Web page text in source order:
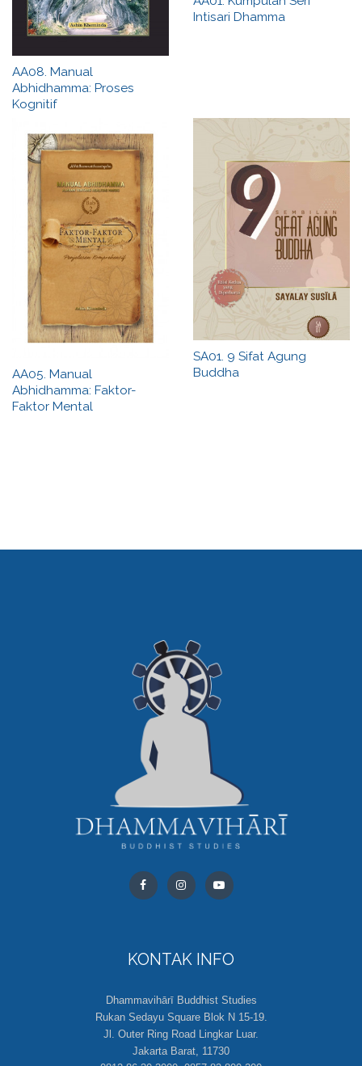
AA08. Manual
Abhidhamma: Proses
Kognitif
Intisari Dhamma
AA05. Manual
Abhidhamma: Faktor-
Faktor Mental
SA01. 9 Sifat Agung
Buddha
KONTAK INFO
Dhammavihārī Buddhist Studies
Rukan Sedayu Square Blok N 15-19.
Jl. Outer Ring Road Lingkar Luar.
Jakarta Barat, 11730